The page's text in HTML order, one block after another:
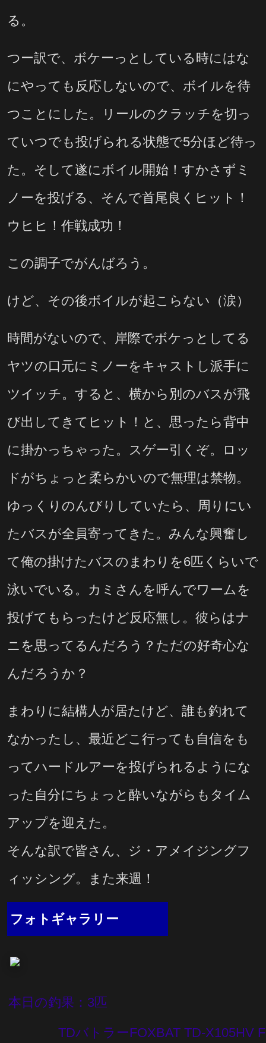
る。
つー訳で、ボケーっとしている時にはな
にやっても反応しないので、ボイルを待
つことにした。リールのクラッチを切っ
ていつでも投げられる状態で5分ほど待っ
た。そして遂にボイル開始！すかさずミ
ノーを投げる、そんで首尾良くヒット！
ウヒヒ！作戦成功！
この調子でがんばろう。
けど、その後ボイルが起こらない（涙）
時間がないので、岸際でボケっとしてる
ヤツの口元にミノーをキャストし派手に
ツイッチ。すると、横から別のバスが飛
び出してきてヒット！と、思ったら背中
に掛かっちゃった。スゲー引くぞ。ロッ
ドがちょっと柔らかいので無理は禁物。
ゆっくりのんびりしていたら、周りにい
たバスが全員寄ってきた。みんな興奮し
て俺の掛けたバスのまわりを6匹くらいで
泳いでいる。カミさんを呼んでワームを
投げてもらったけど反応無し。彼らはナ
ニを思ってるんだろう？ただの好奇心な
んだろうか？
まわりに結構人が居たけど、誰も釣れて
なかったし、最近どこ行っても自信をも
ってハードルアーを投げられるようにな
った自分にちょっと酔いながらもタイム
アップを迎えた。
そんな訳で皆さん、ジ・アメイジングフ
ィッシング。また来週！
フォトギャラリー
本日の釣果：3匹
TDバトラーFOXBAT TD-X105HV